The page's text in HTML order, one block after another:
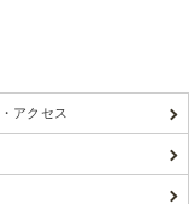
アクセス